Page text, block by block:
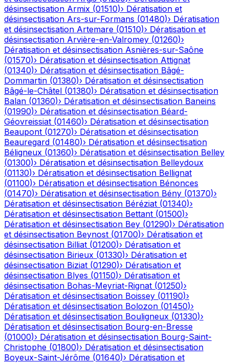
désinsectisation Armix (01510)› Dératisation et
désinsectisation Ars-sur-Formans (01480)› Dératisation
et désinsectisation Artemare (01510)› Dératisation et
désinsectisation Arvière-en-Valromey (01260)›
Dératisation et désinsectisation Asnières-sur-Saône
(01570)› Dératisation et désinsectisation Attignat
(01340)› Dératisation et désinsectisation Bâgé-
Dommartin (01380)› Dératisation et désinsectisation
Bâgé-le-Châtel (01380)› Dératisation et désinsectisation
Balan (01360)› Dératisation et désinsectisation Baneins
(01990)› Dératisation et désinsectisation Béard-
Géovreissiat (01460)› Dératisation et désinsectisation
Beaupont (01270)› Dératisation et désinsectisation
Beauregard (01480)› Dératisation et désinsectisation
Béligneux (01360)› Dératisation et désinsectisation Belley
(01300)› Dératisation et désinsectisation Belleydoux
(01130)› Dératisation et désinsectisation Bellignat
(01100)› Dératisation et désinsectisation Bénonces
(01470)› Dératisation et désinsectisation Bény (01370)›
Dératisation et désinsectisation Béréziat (01340)›
Dératisation et désinsectisation Bettant (01500)›
Dératisation et désinsectisation Bey (01290)› Dératisation
et désinsectisation Beynost (01700)› Dératisation et
désinsectisation Billiat (01200)› Dératisation et
désinsectisation Birieux (01330)› Dératisation et
désinsectisation Biziat (01290)› Dératisation et
désinsectisation Blyes (01150)› Dératisation et
désinsectisation Bohas-Meyriat-Rignat (01250)›
Dératisation et désinsectisation Boissey (01190)›
Dératisation et désinsectisation Bolozon (01450)›
Dératisation et désinsectisation Bouligneux (01330)›
Dératisation et désinsectisation Bourg-en-Bresse
(01000)› Dératisation et désinsectisation Bourg-Saint-
Christophe (01800)› Dératisation et désinsectisation
Boyeux-Saint-Jérôme (01640)› Dératisation et